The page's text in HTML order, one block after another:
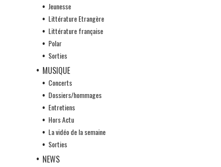
Jeunesse
Littérature Etrangère
Littérature française
Polar
Sorties
MUSIQUE
Concerts
Dossiers/hommages
Entretiens
Hors Actu
La vidéo de la semaine
Sorties
NEWS